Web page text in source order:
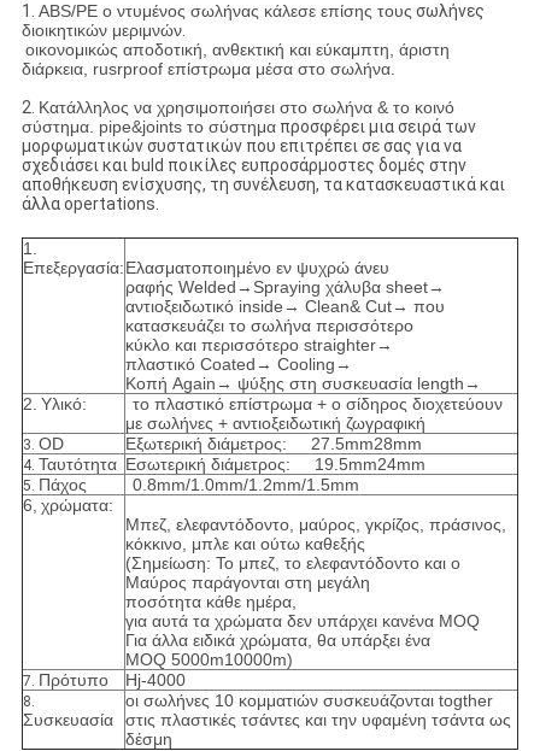
1. ABS/PE ο ντυμένος σωλήνας κάλεσε επίσης τους σωλήνες
διοικητικών μεριμνών.
οικονομικώς αποδοτική, ανθεκτική και εύκαμπτη, άριστη
διάρκεια, rusrproof επίστρωμα μέσα στο σωλήνα.
2. Κατάλληλος να χρησιμοποιήσει στο σωλήνα & το κοινό
σύστημα. pipe&joints το σύστημαπροσφέρει μια σειρά των
μορφωματικών συστατικών που επιτρέπει σε σας για να
σχεδιάσει και buld ποικίλες ευπροσάρμοστες δομές στην
αποθήκευση ενίσχυσης, τη συνέλευση, τα κατασκευαστικά και
άλλα opertations.
1.
Επεξεργασία:Ελασματοποιημένο εν ψυχρώ άνευ
ραφής Welded→Spraying χάλυβα sheet→
αντιοξειδωτικό inside→ Clean& Cut→ που
κατασκευάζει το σωλήνα περισσότερο
κύκλο και περισσότερο straighter→
πλαστικό Coated→ Cooling→
Κοπή Again→ ψύξης στη συσκευασία length→
2. Υλικό:
το πλαστικό επίστρωμα + ο σίδηρος διοχετεύουν
με σωλήνες + αντιοξειδωτική ζωγραφική
3. OD Εξωτερική διάμετρος: 27.5mm28mm
4. Ταυτότητα Εσωτερική διάμετρος: 19.5mm24mm
5. Πάχος
0.8mm/1.0mm/1.2mm/1.5mm
6, χρώματα:
Μπεζ, ελεφαντόδοντο, μαύρος, γκρίζος, πράσινος,
κόκκινο, μπλε και ούτω καθεξής
(Σημείωση: Το μπεζ, το ελεφαντόδοντο και ο
Μαύρος παράγονται στη μεγάλη
ποσότητα κάθε ημέρα,
για αυτά τα χρώματα δεν υπάρχει κανένα MOQ
Για άλλα ειδικά χρώματα, θα υπάρξει ένα
MOQ 5000m10000m)
7. Πρότυπο Hj-4000
8.
Συσκευασία
οι σωλήνες 10 κομματιών συσκευάζονται togther
στις πλαστικές τσάντες και την υφαμένη τσάντα ως
δέσμη